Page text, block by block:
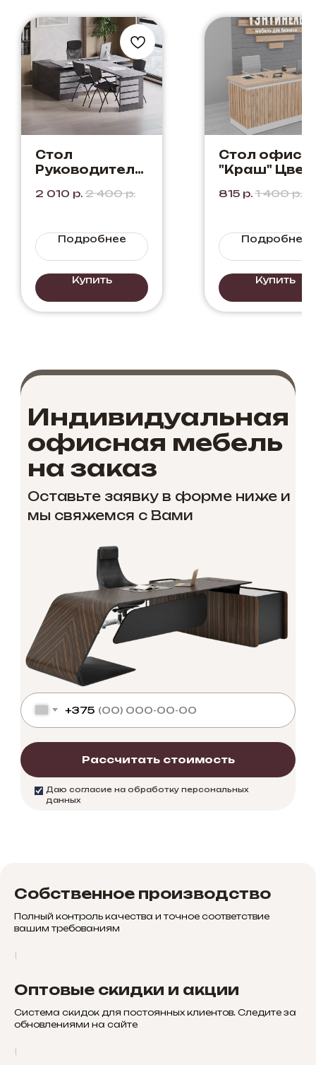
Стол
Руководителя
Бриф
Каррара +
Мрамор
Нерро
2 010 р. 2 400 р.
Подробнее
Купить
Стол
"Краш" Цвет:
Белый.
дерева с
белым.
815 р. 1 400 р.
Подробнее
Купить
Оставьте заявку в форме ниже и
мы свяжемся с Вами
Даю согласие на обработку персональных
данных
+375
Рассчитать стоимость
Индивидуальная
офисная мебель
на заказ
Собственное производство
Полный контроль качества и точное соответствие
вашим требованиям
Оптовые скидки и акции
Система скидок для постоянных клиентов. Следите за
обновлениями на сайте